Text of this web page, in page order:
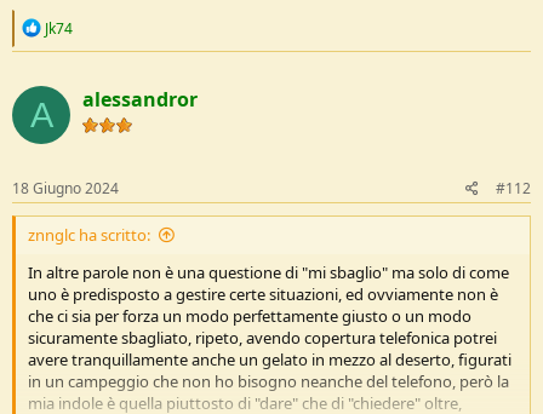
R
c
t
i
o
s
:
Jk74
A alessandror
18 Giugno 2024 #112
znnglc ha scritto:
In altre parole non è una questione di "mi sbaglio" ma solo di come
uno è predisposto a gestire certe situazioni, ed ovviamente non è
che ci sia per forza un modo perfettamente giusto o un modo
sicuramente sbagliato, ripeto, avendo copertura telefonica potrei
avere tranquillamente anche un gelato in mezzo al deserto, figurati
in un campeggio che non ho bisogno neanche del telefono, però la
mia indole è quella piuttosto di "dare" che di "chiedere" oltre,